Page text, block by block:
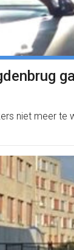
niet meer te